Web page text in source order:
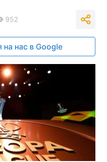
952
на нас в Google